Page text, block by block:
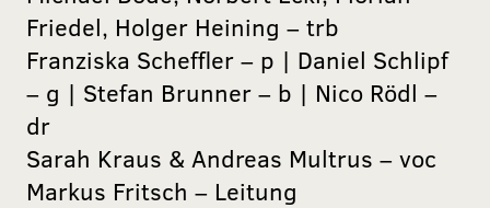
Friedel, Holger Heining – trb
Franziska Scheffler – p | Daniel Schlipf
– g | Stefan Brunner – b | Nico Rödl –
dr
Sarah Kraus & Andreas Multrus – voc
Markus Fritsch – Leitung